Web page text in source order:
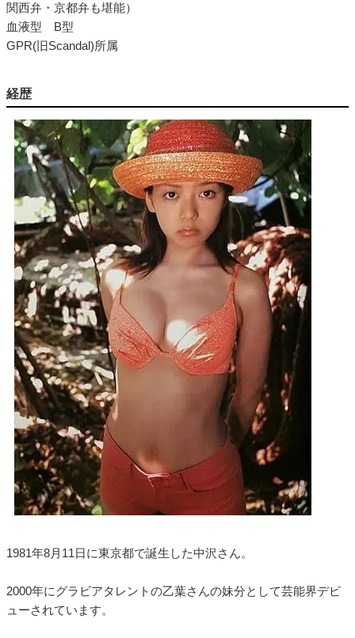
関西弁・京都弁も堪能）
血液型 B型
GPR(旧Scandal)所属
経歴
1981年8月11日に東京都で誕生した中沢さん。
2000年にグラビアタレントの乙葉さんの妹分として芸能界デビ
ューされています。